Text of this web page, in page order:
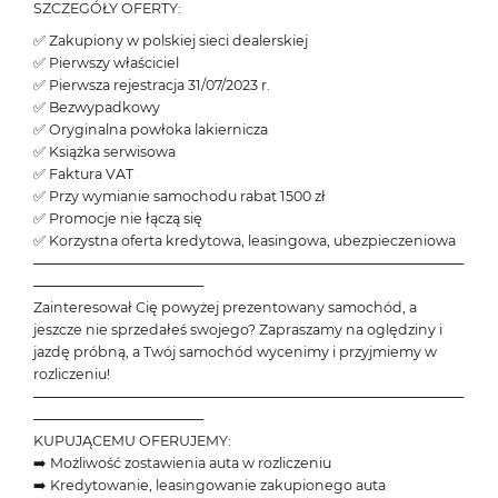
SZCZEGÓŁY OFERTY:
✅ Zakupiony w polskiej sieci dealerskiej
✅ Pierwszy właściciel
✅ Pierwsza rejestracja 31/07/2023 r.
✅ Bezwypadkowy
✅ Oryginalna powłoka lakiernicza
✅ Książka serwisowa
✅ Faktura VAT
✅ Przy wymianie samochodu rabat 1500 zł
✅ Promocje nie łączą się
✅ Korzystna oferta kredytowa, leasingowa, ubezpieczeniowa
───────────────────────────────────────────
─────────────────
Zainteresował Cię powyżej prezentowany samochód, a
jeszcze nie sprzedałeś swojego? Zapraszamy na oględziny i
jazdę próbną, a Twój samochód wycenimy i przyjmiemy w
rozliczeniu!
───────────────────────────────────────────
─────────────────
KUPUJĄCEMU OFERUJEMY:
➡️ Możliwość zostawienia auta w rozliczeniu
➡️ Kredytowanie, leasingowanie zakupionego auta